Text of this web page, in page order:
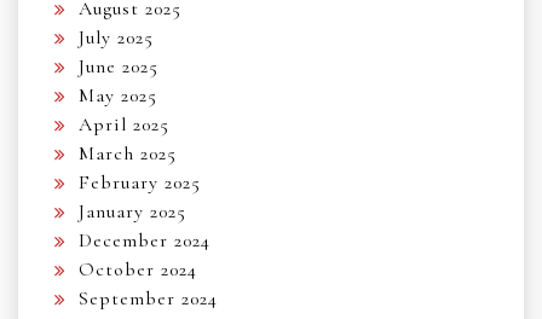
August 2025
July 2025
June 2025
May 2025
April 2025
March 2025
February 2025
January 2025
December 2024
October 2024
September 2024